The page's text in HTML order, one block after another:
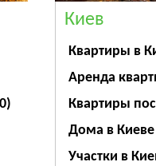
Киев
Квартиры в
Аренда
Квартиры
Дома в Киеве
Участки в